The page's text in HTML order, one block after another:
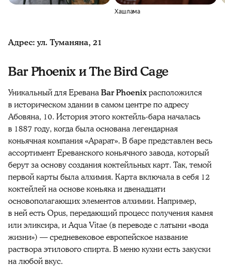
Хашлама
Адрес: ул. Туманяна, 21
Bar Phoenix и The Bird Cage
Уникальный для ЕреванаBar Phoenixрасположился
в историческом здании в самом центре по адресу
Абовяна, 10. История этого коктейль-бара началась
в 1887 году, когда была основана легендарная
коньячная компания «Арарат». В баре представлен весь
ассортимент Ереванского коньячного завода, который
берут за основу создания коктейльных карт. Так, темой
первой карты была алхимия. Карта включала в себя 12
коктейлей на основе коньяка и двенадцати
основополагающих элементов алхимии. Например,
в ней есть Opus, передающий процесс получения камня
или эликсира, и Aqua Vitae (в переводе с латыни «вода
жизни») — средневековое европейское название
раствора этилового спирта. В меню кухни есть закуски
на любой вкус.